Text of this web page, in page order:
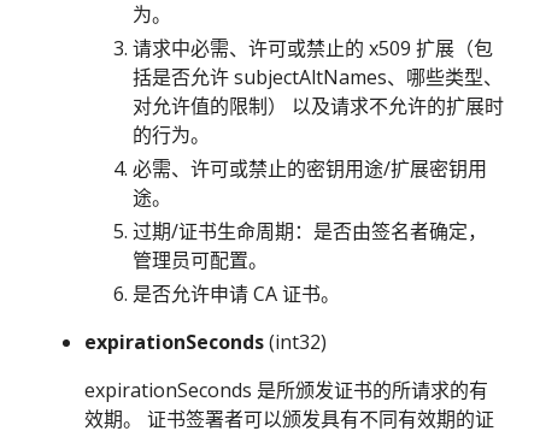
为。
请求中必需、许可或禁止的 x509 扩展（包
括是否允许 subjectAltNames、哪些类型、
对允许值的限制） 以及请求不允许的扩展时
的行为。
必需、许可或禁止的密钥用途/扩展密钥用
途。
过期/证书生命周期：是否由签名者确定，
管理员可配置。
是否允许申请 CA 证书。
expirationSeconds(int32)
expirationSeconds 是所颁发证书的所请求的有
效期。 证书签署者可以颁发具有不同有效期的证